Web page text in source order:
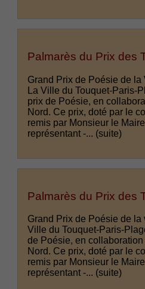
Palmarès du Prix des
Grand Prix de Poésie de la
La Ville du Touquet-Paris-
prix de Poésie, en
Nord. Ce prix, doté par le
remis par Monsieur le
représentant -... (suite)
Palmarès du Prix des
Grand Prix de Poésie de la
Ville du Touquet-Paris-
de Poésie, en
Nord. Ce prix, doté par le
remis par Monsieur le
représentant -... (suite)